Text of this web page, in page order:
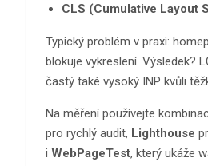
CLS (Cumulative Layout
Typický problém v praxi:
blokuje vykreslení. Výsledek?
častý také vysoký INP kvůli
Na měření používejte
pro rychlý audit, Lighthouse
i WebPageTest, který ukáže